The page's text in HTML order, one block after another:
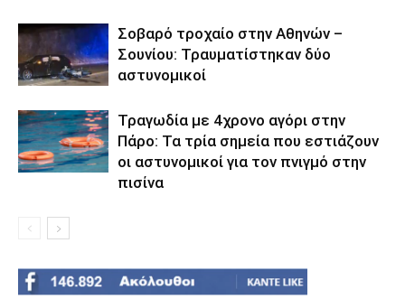
Σοβαρό τροχαίο στην Αθηνών –
Σουνίου: Τραυματίστηκαν δύο
αστυνομικοί
Τραγωδία με 4χρονο αγόρι στην
Πάρο: Τα τρία σημεία που εστιάζουν
οι αστυνομικοί για τον πνιγμό στην
πισίνα